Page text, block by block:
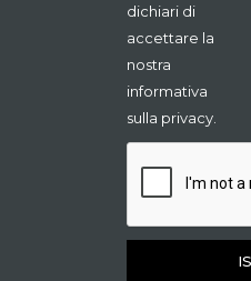
dichiari di
accettare la
nostra
informativa
sulla privacy.